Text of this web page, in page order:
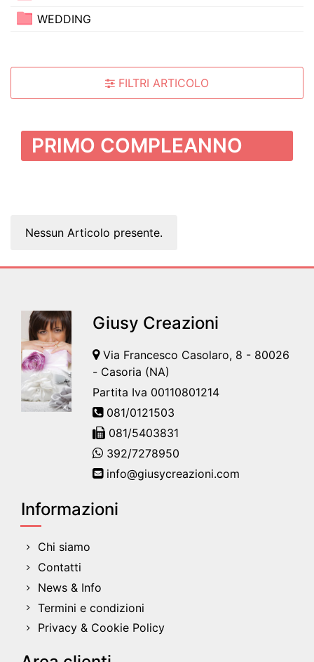
WEDDING
FILTRI ARTICOLO
PRIMO COMPLEANNO
Nessun Articolo presente.
Giusy Creazioni
Via Francesco Casolaro, 8 - 80026
- Casoria (NA)
Partita Iva 00110801214
081/0121503
081/5403831
392/7278950
info@giusycreazioni.com
Informazioni
Chi siamo
Contatti
News & Info
Termini e condizioni
Privacy & Cookie Policy